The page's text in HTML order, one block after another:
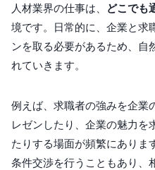
人材業界の仕事は、 どこでも
境です。日常的に、企業と求
ンを取る必要があるため、自
れていきます。
例えば、求職者の強みを企業
レゼンしたり、企業の魅力を
たりする場面が頻繁にありま
条件交渉を行うこともあり、